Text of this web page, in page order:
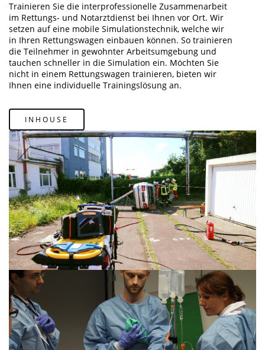
Trainieren Sie die interprofessionelle Zusammenarbeit
im Rettungs- und Notarztdienst bei Ihnen vor Ort. Wir
setzen auf eine mobile Simulationstechnik, welche wir
in Ihren Rettungswagen einbauen können. So trainieren
die Teilnehmer in gewohnter Arbeitsumgebung und
tauchen schneller in die Simulation ein. Möchten Sie
nicht in einem Rettungswagen trainieren, bieten wir
Ihnen eine individuelle Trainingslösung an.
INHOUSE